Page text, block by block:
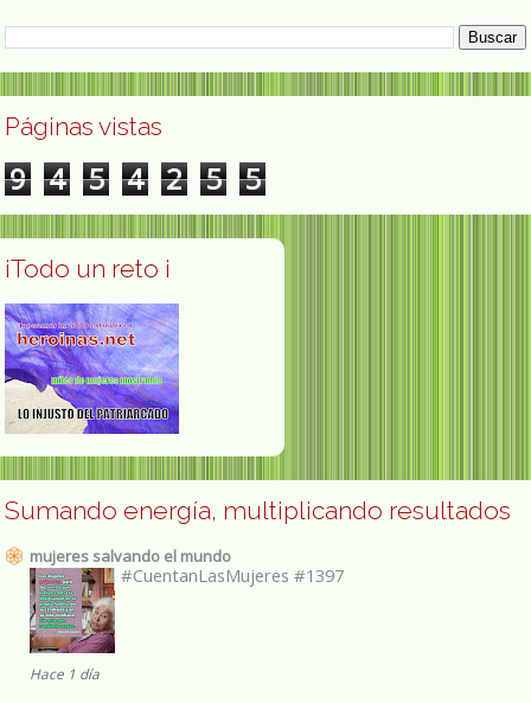
Páginas vistas
9 4 5 4 2 5 5
¡Todo un reto ¡
Sumando energía, multiplicando resultados
mujeres salvando el mundo
#CuentanLasMujeres #1397
Hace 1 día